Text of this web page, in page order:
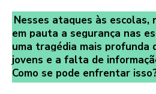
Nesses ataques às escolas,
em pauta a segurança nas
uma tragédia mais profunda
jovens e a falta de
Como se pode enfrentar